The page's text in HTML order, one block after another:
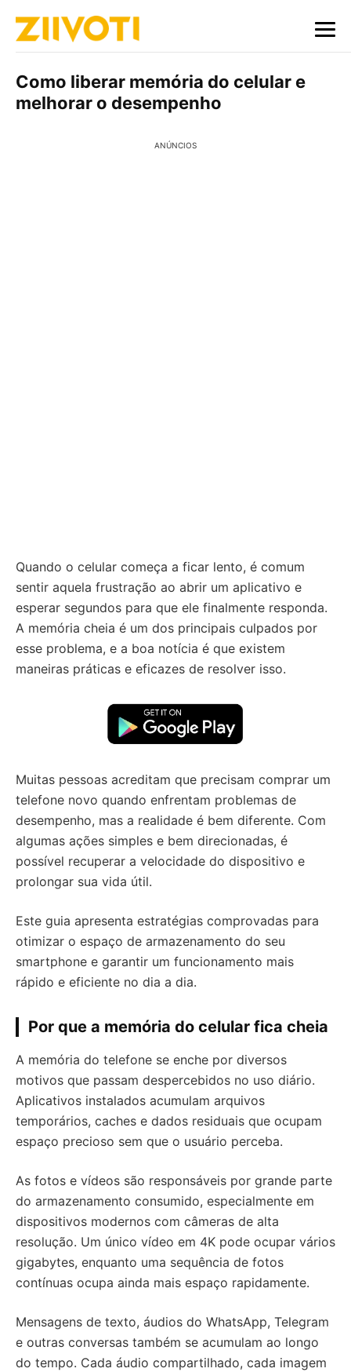
Como liberar memória do celular e
melhorar o desempenho
ANÚNCIOS
Quando o celular começa a ficar lento, é comum
sentir aquela frustração ao abrir um aplicativo e
esperar segundos para que ele finalmente responda.
A memória cheia é um dos principais culpados por
esse problema, e a boa notícia é que existem
maneiras práticas e eficazes de resolver isso.
Muitas pessoas acreditam que precisam comprar um
telefone novo quando enfrentam problemas de
desempenho, mas a realidade é bem diferente. Com
algumas ações simples e bem direcionadas, é
possível recuperar a velocidade do dispositivo e
prolongar sua vida útil.
Este guia apresenta estratégias comprovadas para
otimizar o espaço de armazenamento do seu
smartphone e garantir um funcionamento mais
rápido e eficiente no dia a dia.
Por que a memória do celular fica cheia
A memória do telefone se enche por diversos
motivos que passam despercebidos no uso diário.
Aplicativos instalados acumulam arquivos
temporários, caches e dados residuais que ocupam
espaço precioso sem que o usuário perceba.
As fotos e vídeos são responsáveis por grande parte
do armazenamento consumido, especialmente em
dispositivos modernos com câmeras de alta
resolução. Um único vídeo em 4K pode ocupar vários
gigabytes, enquanto uma sequência de fotos
contínuas ocupa ainda mais espaço rapidamente.
Mensagens de texto, áudios do WhatsApp, Telegram
e outras conversas também se acumulam ao longo
do tempo. Cada áudio compartilhado, cada imagem